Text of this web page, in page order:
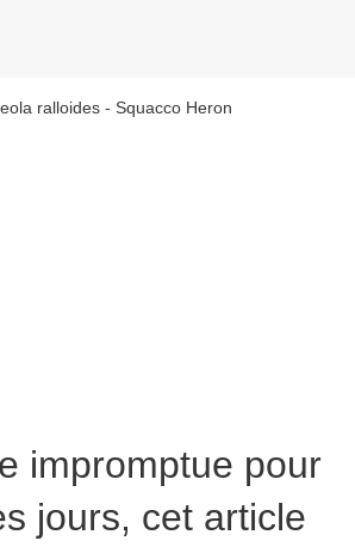
ralloides - Squacco Heron
impromptue pour
jours, cet article